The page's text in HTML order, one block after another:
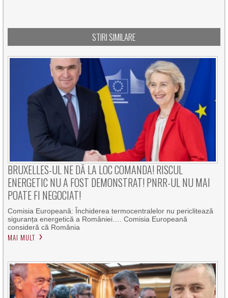
STIRI SIMILARE
BRUXELLES-UL NE DĂ LA LOC COMANDA! RISCUL
ENERGETIC NU A FOST DEMONSTRAT! PNRR-UL NU MAI
POATE FI NEGOCIAT!
Comisia Europeană: Închiderea termocentralelor nu periclitează
siguranța energetică a României…. Comisia Europeană
consideră că România
MAI MULT